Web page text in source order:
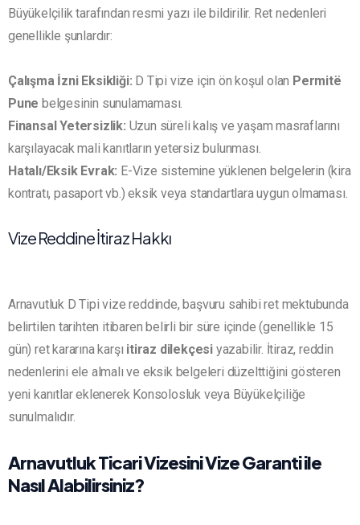
Büyükelçilik tarafından resmi yazı ile bildirilir. Ret nedenleri
genellikle şunlardır:
Çalışma İzni Eksikliği: D Tipi vize için ön koşul olan Permitë
Pune belgesinin sunulamaması.
Finansal Yetersizlik: Uzun süreli kalış ve yaşam masraflarını
karşılayacak mali kanıtların yetersiz bulunması.
Hatalı/Eksik Evrak: E-Vize sistemine yüklenen belgelerin (kira
kontratı, pasaport vb.) eksik veya standartlara uygun olmaması.
Vize Reddine İtiraz Hakkı
Arnavutluk D Tipi vize reddinde, başvuru sahibi ret mektubunda
belirtilen tarihten itibaren belirli bir süre içinde (genellikle 15
gün) ret kararına karşı itiraz dilekçesi yazabilir. İtiraz, reddin
nedenlerini ele almalı ve eksik belgeleri düzelttiğini gösteren
yeni kanıtlar eklenerek Konsolosluk veya Büyükelçiliğe
sunulmalıdır.
Arnavutluk Ticari Vizesini Vize Garanti ile
Nasıl Alabilirsiniz?